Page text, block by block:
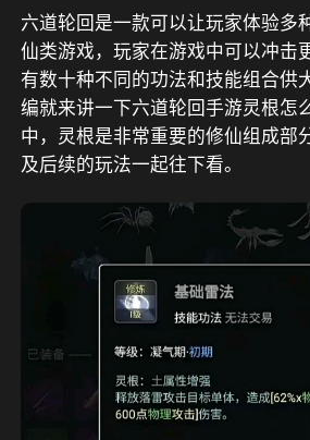
六道轮回是一款可以让玩家体验多
仙类游戏，玩家在游戏中可以冲击
有数十种不同的功法和技能组合供
编就来讲一下六道轮回手游灵根怎
中，灵根是非常重要的修仙组成部
及后续的玩法一起往下看。